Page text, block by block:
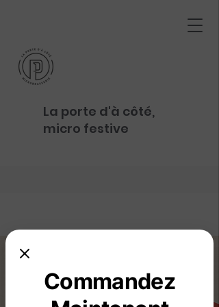
La porte d'à côté,
micro festive
Commandez